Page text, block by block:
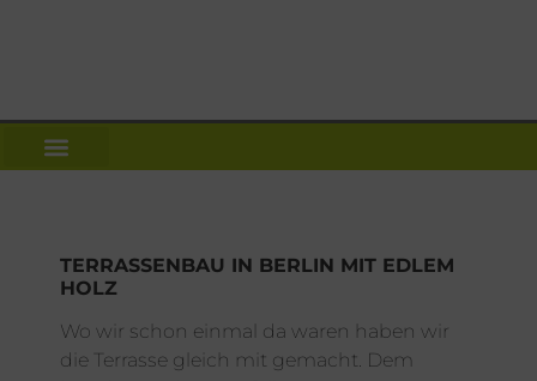
TERRASSENBAU IN BERLIN MIT EDLEM
HOLZ
Wo wir schon einmal da waren haben wir
die Terrasse gleich mit gemacht. Dem